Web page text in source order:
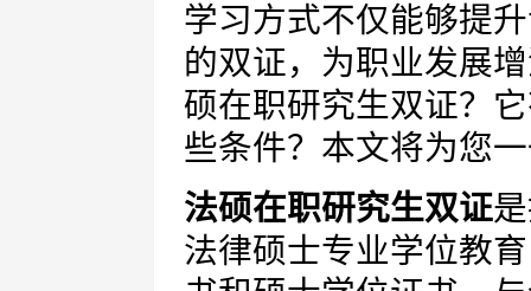
学习方式不仅能够提
的双证，为职业发展
硕在职研究生双证？
些条件？本文将为您
法硕在职研究生双证
法律硕士专业学位教